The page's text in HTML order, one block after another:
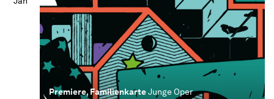
Premiere, FamilienkarteJunge Oper